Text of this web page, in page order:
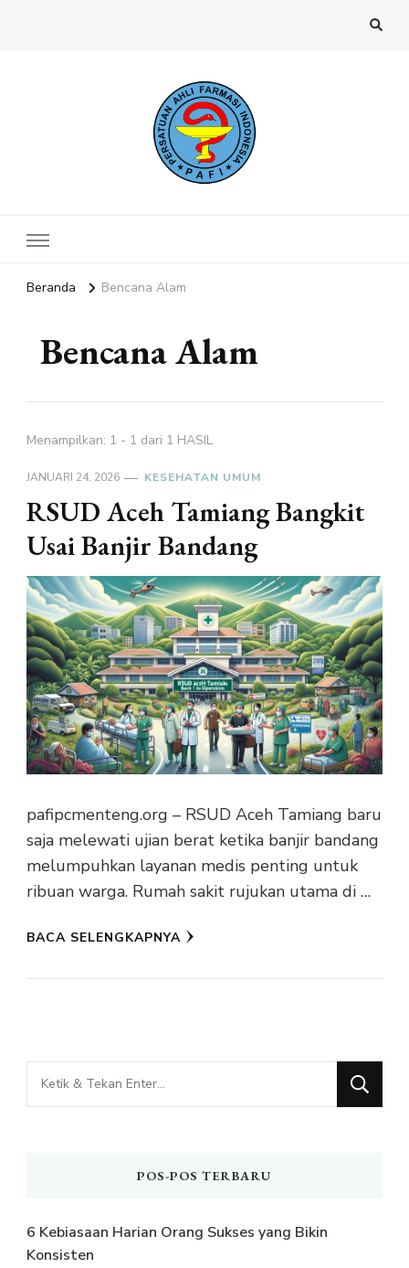
Beranda Bencana Alam
Bencana Alam
Menampilkan: 1 - 1 dari 1 HASIL
JANUARI 24, 2026 KESEHATAN UMUM
RSUD Aceh Tamiang Bangkit
Usai Banjir Bandang
pafipcmenteng.org – RSUD Aceh Tamiang baru
saja melewati ujian berat ketika banjir bandang
melumpuhkan layanan medis penting untuk
ribuan warga. Rumah sakit rujukan utama di …
BACA SELENGKAPNYA
Mencari
Sesuatu?
POS-POS TERBARU
6 Kebiasaan Harian Orang Sukses yang Bikin
Konsisten